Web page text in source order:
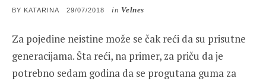
BY KATARINA
POSTED
29/07/2018 in Velnes
Za pojedine neistine može se čak reći da su prisutne
generacijama. Šta reći, na primer, za priču da je
potrebno sedam godina da se progutana guma za